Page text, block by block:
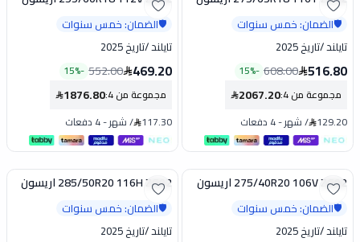
🛡️الضمان: خمس سنوات
تايلند/تاريخ 2025
516.80
608.00
-
15%
مجموعة من 4 :
2067.20
129.20
/شهر-4 دفعات
🛡️الضمان: خمس سنوات
تايلند/تاريخ 2025
469.20
552.00
-
15%
مجموعة من 4 :
1876.80
117.30
/شهر-4 دفعات
تخفيض 275/40R20 106V ZG02 اريسون
🛡️الضمان: خمس سنوات
تايلند/تاريخ 2025
تخفيض 285/50R20 116H ZG02 اريسون
🛡️الضمان: خمس سنوات
تايلند/تاريخ 2025